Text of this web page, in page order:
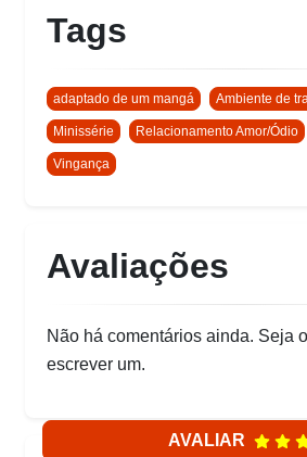
Tags
adaptado de um mangá Ambiente de
Minissérie Relacionamento Amor/Ódio
Vingança
Avaliações
Não há comentários ainda. Seja
escrever um.
AVALIAR